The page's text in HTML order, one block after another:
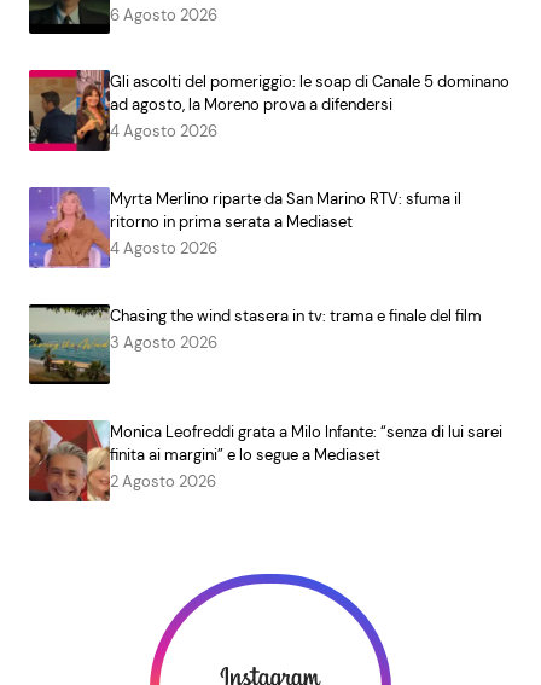
6 Agosto 2026
Gli ascolti del pomeriggio: le soap di Canale 5 dominano
ad agosto, la Moreno prova a difendersi
4 Agosto 2026
Myrta Merlino riparte da San Marino RTV: sfuma il
ritorno in prima serata a Mediaset
4 Agosto 2026
Chasing the wind stasera in tv: trama e finale del film
3 Agosto 2026
Monica Leofreddi grata a Milo Infante: “senza di lui sarei
finita ai margini” e lo segue a Mediaset
2 Agosto 2026